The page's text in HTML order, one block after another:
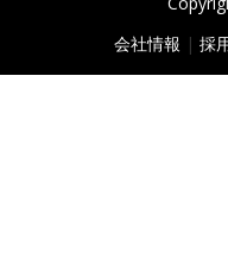
会社情報 | 採